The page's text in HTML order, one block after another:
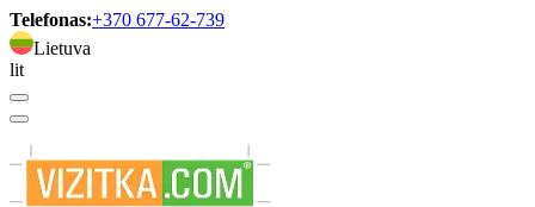
Telefonas:+370 677-62-739
Lietuva
lit